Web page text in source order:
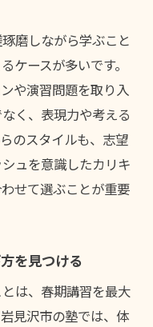
磨しながら学ぶこと
ケースが多いです。
や演習問題を取り入
く、表現力や考える
のスタイルも、志望
ュを意識したカリキ
せて選ぶことが重要
を見つける
は、春期講習を最大
見沢市の塾では、体